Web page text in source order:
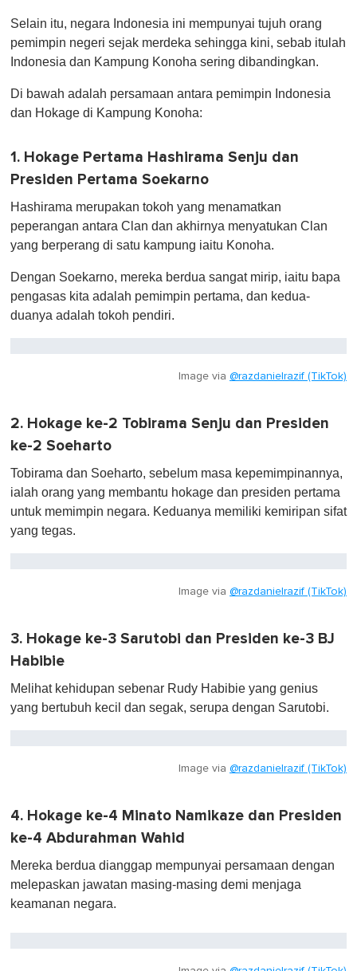
Selain itu, negara Indonesia ini mempunyai tujuh orang
pemimpin negeri sejak merdeka sehingga kini, sebab itulah
Indonesia dan Kampung Konoha sering dibandingkan.
Di bawah adalah persamaan antara pemimpin Indonesia
dan Hokage di Kampung Konoha:
1. Hokage Pertama Hashirama Senju dan
Presiden Pertama Soekarno
Hashirama merupakan tokoh yang menamatkan
peperangan antara Clan dan akhirnya menyatukan Clan
yang berperang di satu kampung iaitu Konoha.
Dengan Soekarno, mereka berdua sangat mirip, iaitu bapa
pengasas kita adalah pemimpin pertama, dan kedua-
duanya adalah tokoh pendiri.
Image via @razdanielrazif (TikTok)
2. Hokage ke-2 Tobirama Senju dan Presiden
ke-2 Soeharto
Tobirama dan Soeharto, sebelum masa kepemimpinannya,
ialah orang yang membantu hokage dan presiden pertama
untuk memimpin negara. Keduanya memiliki kemiripan sifat
yang tegas.
Image via @razdanielrazif (TikTok)
3. Hokage ke-3 Sarutobi dan Presiden ke-3 BJ
Habibie
Melihat kehidupan sebenar Rudy Habibie yang genius
yang bertubuh kecil dan segak, serupa dengan Sarutobi.
Image via @razdanielrazif (TikTok)
4. Hokage ke-4 Minato Namikaze dan Presiden
ke-4 Abdurahman Wahid
Mereka berdua dianggap mempunyai persamaan dengan
melepaskan jawatan masing-masing demi menjaga
keamanan negara.